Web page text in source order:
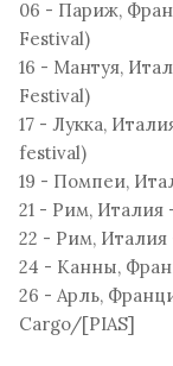
06 - Париж,
Festival)
16 - Мантуя,
Festival)
17 - Лукка,
festival)
19 - Помпеи,
21 - Рим, Италия
22 - Рим, Италия
24 - Канны,
26 - Арль,
Cargo/[PIAS]